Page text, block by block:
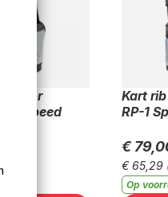
1 Speed
Kart
RP-1
€
€ 65,29
Op